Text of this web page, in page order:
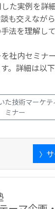
た実例を詳
も交えなが
法を理解して
社内セミナ
。詳細は以
た技術マーケ
ミナー
〉